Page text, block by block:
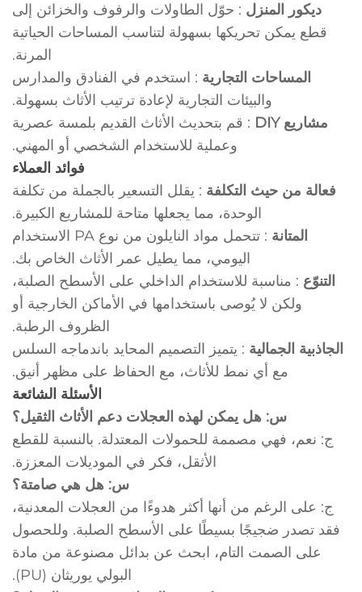
ديكور المنزل : حوّل الطاولات والرفوف والخزائن إلى
قطع يمكن تحريكها بسهولة لتناسب المساحات الحياتية
المرنة.
المساحات التجارية : استخدم في الفنادق والمدارس
والبيئات التجارية لإعادة ترتيب الأثاث بسهولة.
مشاريع DIY
: قم بتحديث الأثاث القديم بلمسة عصرية
وعملية للاستخدام الشخصي أو المهني.
فوائد العملاء
فعالة من حيث التكلفة : يقلل التسعير بالجملة من تكلفة
الوحدة، مما يجعلها متاحة للمشاريع الكبيرة.
المتانة
: تتحمل مواد النايلون من نوع PA الاستخدام
اليومي، مما يطيل عمر الأثاث الخاص بك.
التنوّع : مناسبة للاستخدام الداخلي على الأسطح الصلبة،
ولكن لا يُوصى باستخدامها في الأماكن الخارجية أو
الظروف الرطبة.
الجاذبية الجمالية : يتميز التصميم المحايد باندماجه السلس
مع أي نمط للأثاث، مع الحفاظ على مظهر أنيق.
الأسئلة الشائعة
س: هل يمكن لهذه العجلات دعم الأثاث الثقيل؟
ج: نعم، فهي مصممة للحمولات المعتدلة. بالنسبة للقطع
الأثقل، فكر في الموديلات المعززة.
س: هل هي صامتة؟
ج: على الرغم من أنها أكثر هدوءًا من العجلات المعدنية،
فقد تصدر ضجيجًا بسيطًا على الأسطح الصلبة. وللحصول
على الصمت التام، ابحث عن بدائل مصنوعة من مادة
البولي يوريثان (PU).